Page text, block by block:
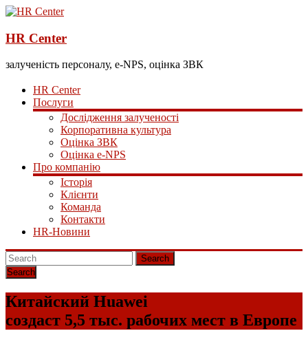
HR Center
залученість персоналу, e-NPS, оцінка ЗВК
HR Center
Послуги
Дослідження залученості
Корпоративна культура
Оцінка ЗВК
Оцінка e-NPS
Про компанію
Історія
Клієнти
Команда
Контакти
HR-Новини
Search
Китайский Huawei
создаст 5,5 тыс. рабочих мест в Европе